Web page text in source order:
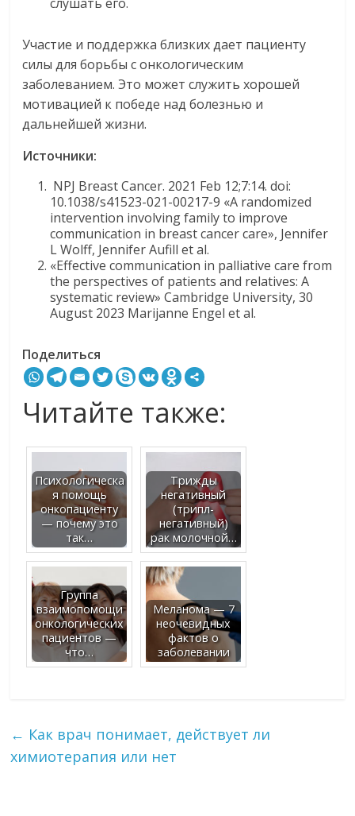
Участие и поддержка близких дает пациенту
силы для борьбы с онкологическим
заболеванием. Это может служить хорошей
мотивацией к победе над болезнью и
дальнейшей жизни.
Источники:
NPJ Breast Cancer. 2021 Feb 12;7:14. doi:
10.1038/s41523-021-00217-9 «A randomized
intervention involving family to improve
communication in breast cancer care», Jennifer
L Wolff, Jennifer Aufill et al.
«Effective communication in palliative care from
the perspectives of patients and relatives: A
systematic review» Cambridge University, 30
August 2023 Marijanne Engel et al.
Поделиться
Читайте также:
Психологическа
я помощь
онкопациенту
— почему это
так…
Трижды
негативный
(трипл-
негативный)
рак молочной…
Группа
взаимопомощи
онкологических
пациентов —
что…
Меланома — 7
неочевидных
фактов о
заболевании
← Как врач понимает, действует ли
химиотерапия или нет